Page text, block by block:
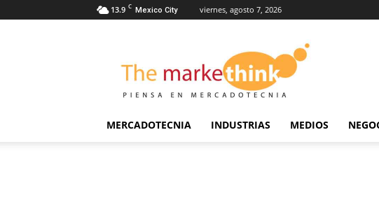
13.9 C Mexico City viernes, agosto 7, 2026
Markethink
MERCADOTECNIA INDUSTRIAS MEDIOS